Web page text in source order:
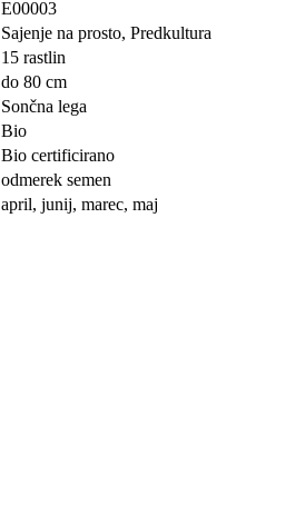
E00003
Sajenje na prosto, Predkultura
15 rastlin
do 80 cm
Sončna lega
Bio
Bio certificirano
odmerek semen
april, junij, marec, maj